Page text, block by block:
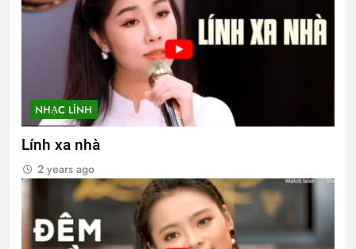
NHẠC LÍNH
Lính xa nhà
2 years ago